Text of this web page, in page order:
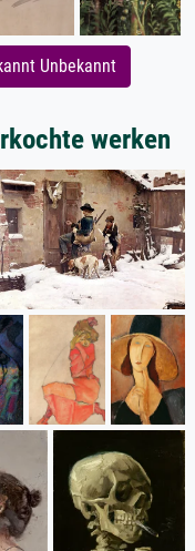
Unbekannt
werken